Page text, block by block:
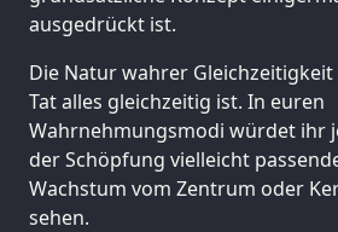
ausgedrückt ist.
Die Natur wahrer
Tat alles gleichzeitig ist. In euren
Wahrnehmungsmodi würdet ihr
der Schöpfung vielleicht
Wachstum vom Zentrum oder
sehen.